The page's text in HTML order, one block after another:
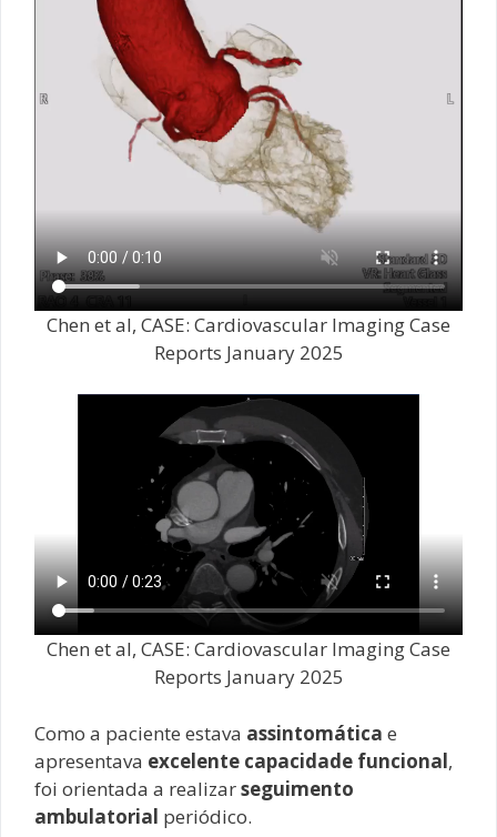
Chen et al, CASE: Cardiovascular Imaging Case
Reports January 2025
Chen et al, CASE: Cardiovascular Imaging Case
Reports January 2025
Como a paciente estava assintomática e
apresentava excelente capacidade funcional,
foi orientada a realizarseguimento
ambulatorial periódico.